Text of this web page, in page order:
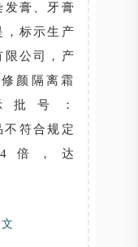
发膏、牙膏
，标示生产
限公司，产
颜隔离霜
批号：
符合规定
倍，达